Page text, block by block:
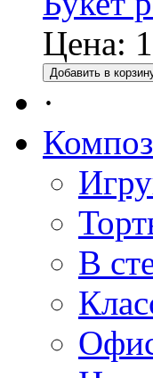
Цена:
Добавить в
·
В